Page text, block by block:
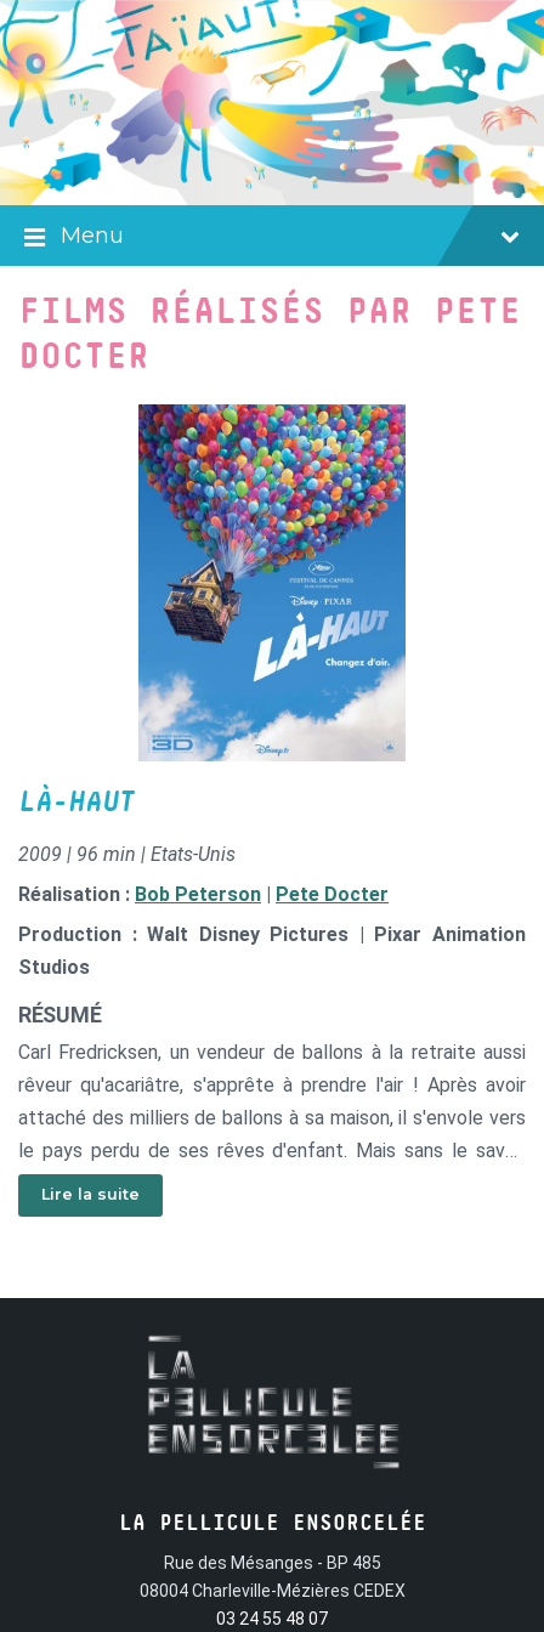
Skip
to
content
Skip
to
main
navigation
Skip
to
footer
Menu
FILMS RÉALISÉS PAR PETE
DOCTER
LÀ-HAUT
2009 | 96 min | Etats-Unis
Réalisation : Bob Peterson | Pete Docter
Production : Walt Disney Pictures | Pixar Animation
Studios
RÉSUMÉ
Carl Fredricksen, un vendeur de ballons à la retraite aussi
rêveur qu'acariâtre, s'apprête à prendre l'air ! Après avoir
attaché des milliers de ballons à sa maison, il s'envole vers
le pays perdu de ses rêves d'enfant. Mais sans le savoir
Carl embarque avec lui un passager clandestin : Russell, un
scout de 8 ans qui ne s'est jamais aventuré plus loin que le
oiseau rare grand de presque 4 mètres. Vous aussi envolez-
vous pour la plus belle des aventures où même le ciel n'est
plus une limite !
Lire la suite
LA PELLICULE ENSORCELÉE
Rue des Mésanges - BP 485
08004 Charleville-Mézières CEDEX
03 24 55 48 07